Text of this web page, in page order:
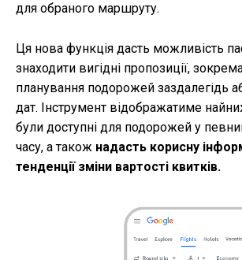
для обраного маршруту.
Ця нова функція дасть можливість
знаходити вигідні пропозиції,
планування подорожей заздалегідь
дат. Інструмент відображатиме
були доступні для подорожей у
часу, а також надасть корисну
тенденції зміни вартості квитків.